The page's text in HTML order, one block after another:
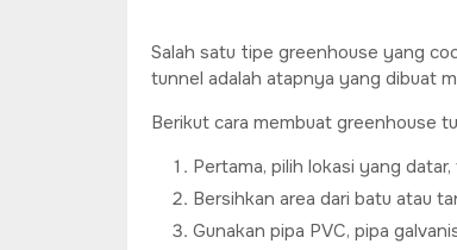
Salah satu tipe greenhouse yang
tunnel adalah atapnya yang dibuat
Berikut cara membuat greenhouse
Pertama, pilih lokasi yang
Bersihkan area dari batu atau
Gunakan pipa PVC, pipa